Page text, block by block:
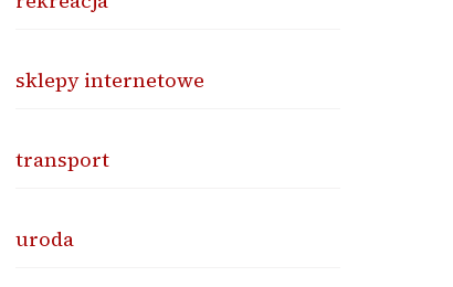
sklepy internetowe
transport
uroda